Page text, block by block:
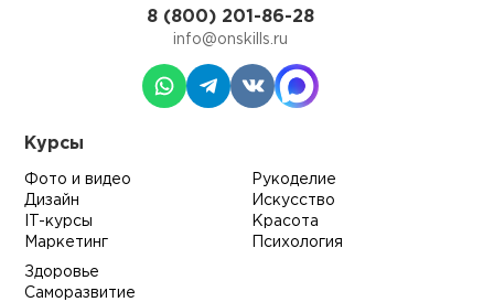
8 (800) 201-86-28
info@onskills.ru
Курсы
Фото и видео
Дизайн
IT-курсы
Маркетинг
Рукоделие
Искусство
Красота
Психология
Здоровье
Саморазвитие